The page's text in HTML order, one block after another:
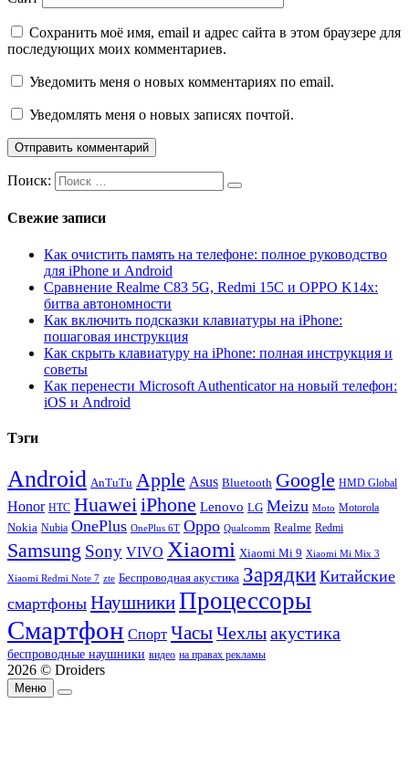
Сохранить моё имя, email и адрес сайта в этом браузере для
последующих моих комментариев.
Уведомить меня о новых комментариях по email.
Уведомлять меня о новых записях почтой.
Поиск:
Свежие записи
Как очистить память на телефоне: полное руководство
для iPhone и Android
Сравнение Realme C83 5G, Redmi 15C и OPPO K14x:
битва автономности
Как включить подсказки клавиатуры на iPhone:
пошаговая инструкция
Как скрыть клавиатуру на iPhone: полная инструкция и
советы
Как перенести Microsoft Authenticator на новый телефон:
iOS и Android
Тэги
Android AnTuTu Apple Asus Bluetooth Google HMD Global
Honor HTC HuaweiiPhone Lenovo LG Meizu Moto Motorola
Nokia Nubia OnePlus OnePlus 6T Oppo Qualcomm Realme Redmi
Samsung Sony VIVO Xiaomi Xiaomi Mi 9 Xiaomi Mi Mix 3
Xiaomi Redmi Note 7 zte Беспроводная акустика Зарядки Китайские
смартфоны НаушникиПроцессоры
Смартфон Спорт ЧасыЧехлыакустика
беспроводные наушники видео на правах рекламы
2026 © Droiders
Меню